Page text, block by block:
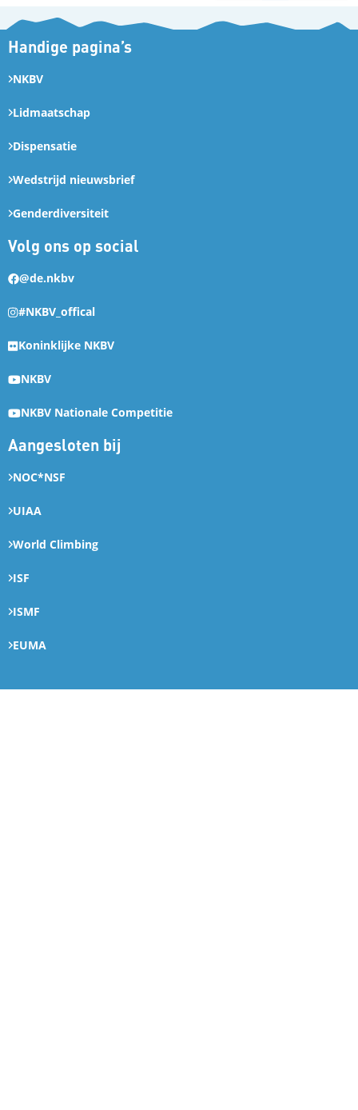
Handige pagina’s
NKBV
Lidmaatschap
Dispensatie
Wedstrijd nieuwsbrief
Genderdiversiteit
Volg ons op social
@de.nkbv
#NKBV_offical
Koninklijke NKBV
NKBV
NKBV Nationale Competitie
Aangesloten bij
NOC*NSF
UIAA
World Climbing
ISF
ISMF
EUMA